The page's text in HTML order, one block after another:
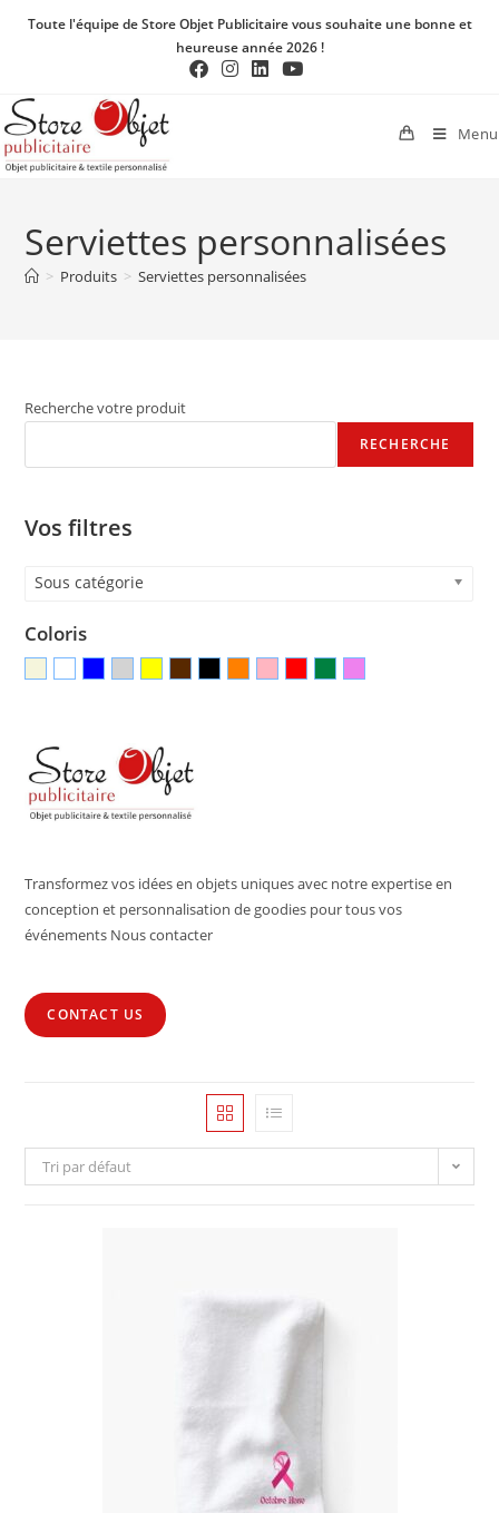
Toute l'équipe de Store Objet Publicitaire vous souhaite une bonne et
heureuse année 2026 !
Menu
Serviettes personnalisées
> Produits > Serviettes personnalisées
Recherche votre produit
RECHERCHE
Vos filtres
Sous catégorie
Coloris
Transformez vos idées en objets uniques avec notre expertise en
conception et personnalisation de goodies pour tous vos
événements Nous contacter
CONTACT US
Tri par défaut